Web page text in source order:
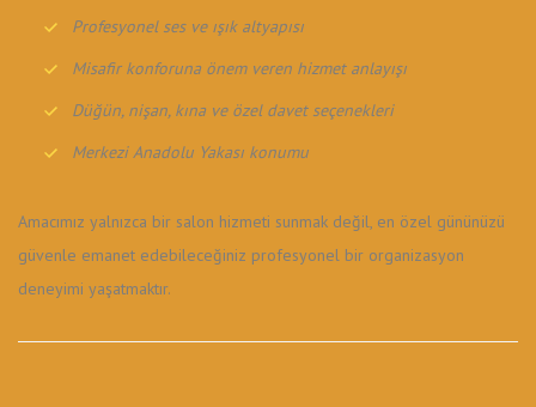
Profesyonel ses ve ışık altyapısı
Misafir konforuna önem veren hizmet anlayışı
Düğün, nişan, kına ve özel davet seçenekleri
Merkezi Anadolu Yakası konumu
Amacımız yalnızca bir salon hizmeti sunmak değil, en özel gününüzü
güvenle emanet edebileceğiniz profesyonel bir organizasyon
deneyimi yaşatmaktır.